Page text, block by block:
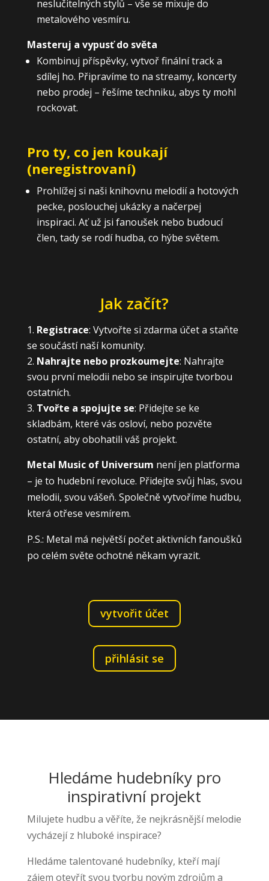
neslučitelných stylů – vše se mixuje do
metalového vesmíru.
Masteruj a vypusť do světa
Kombinuj příspěvky, vytvoř finální track a
sdílej ho. Připravíme to na streamy, koncerty
nebo prodej – řešíme techniku, abys ty mohl
rockovat.
Pro ty, co jen koukají
(neregistrovaní)
Prohlížej si naši knihovnu melodií a hotových
pecke, poslouchej ukázky a načerpej
inspiraci. Ať už jsi fanoušek nebo budoucí
člen, tady se rodí hudba, co hýbe světem.
Jak začít?
Registrace: Vytvořte si zdarma účet a staňte
se součástí naší komunity.
Nahrajte nebo prozkoumejte: Nahrajte
svou první melodii nebo se inspirujte tvorbou
ostatních.
Tvořte a spojujte se: Přidejte se ke
skladbám, které vás osloví, nebo pozvěte
ostatní, aby obohatili váš projekt.
Metal Music of Universum není jen platforma
– je to hudební revoluce. Přidejte svůj hlas, svou
melodii, svou vášeň. Společně vytvoříme hudbu,
která otřese vesmírem.
P.S.: Metal má největší počet aktivních fanoušků
po celém světe ochotné někam vyrazit.
vytvořit účet
přihlásit se
Hledáme hudebníky pro
inspirativní projekt
Milujete hudbu a věříte, že nejkrásnější melodie
vycházejí z hluboké inspirace?
Hledáme talentované hudebníky, kteří mají
zájem otevřít svou tvorbu novým zdrojům a